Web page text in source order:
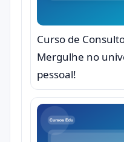
Curso de
Mergulhe no
pessoal!